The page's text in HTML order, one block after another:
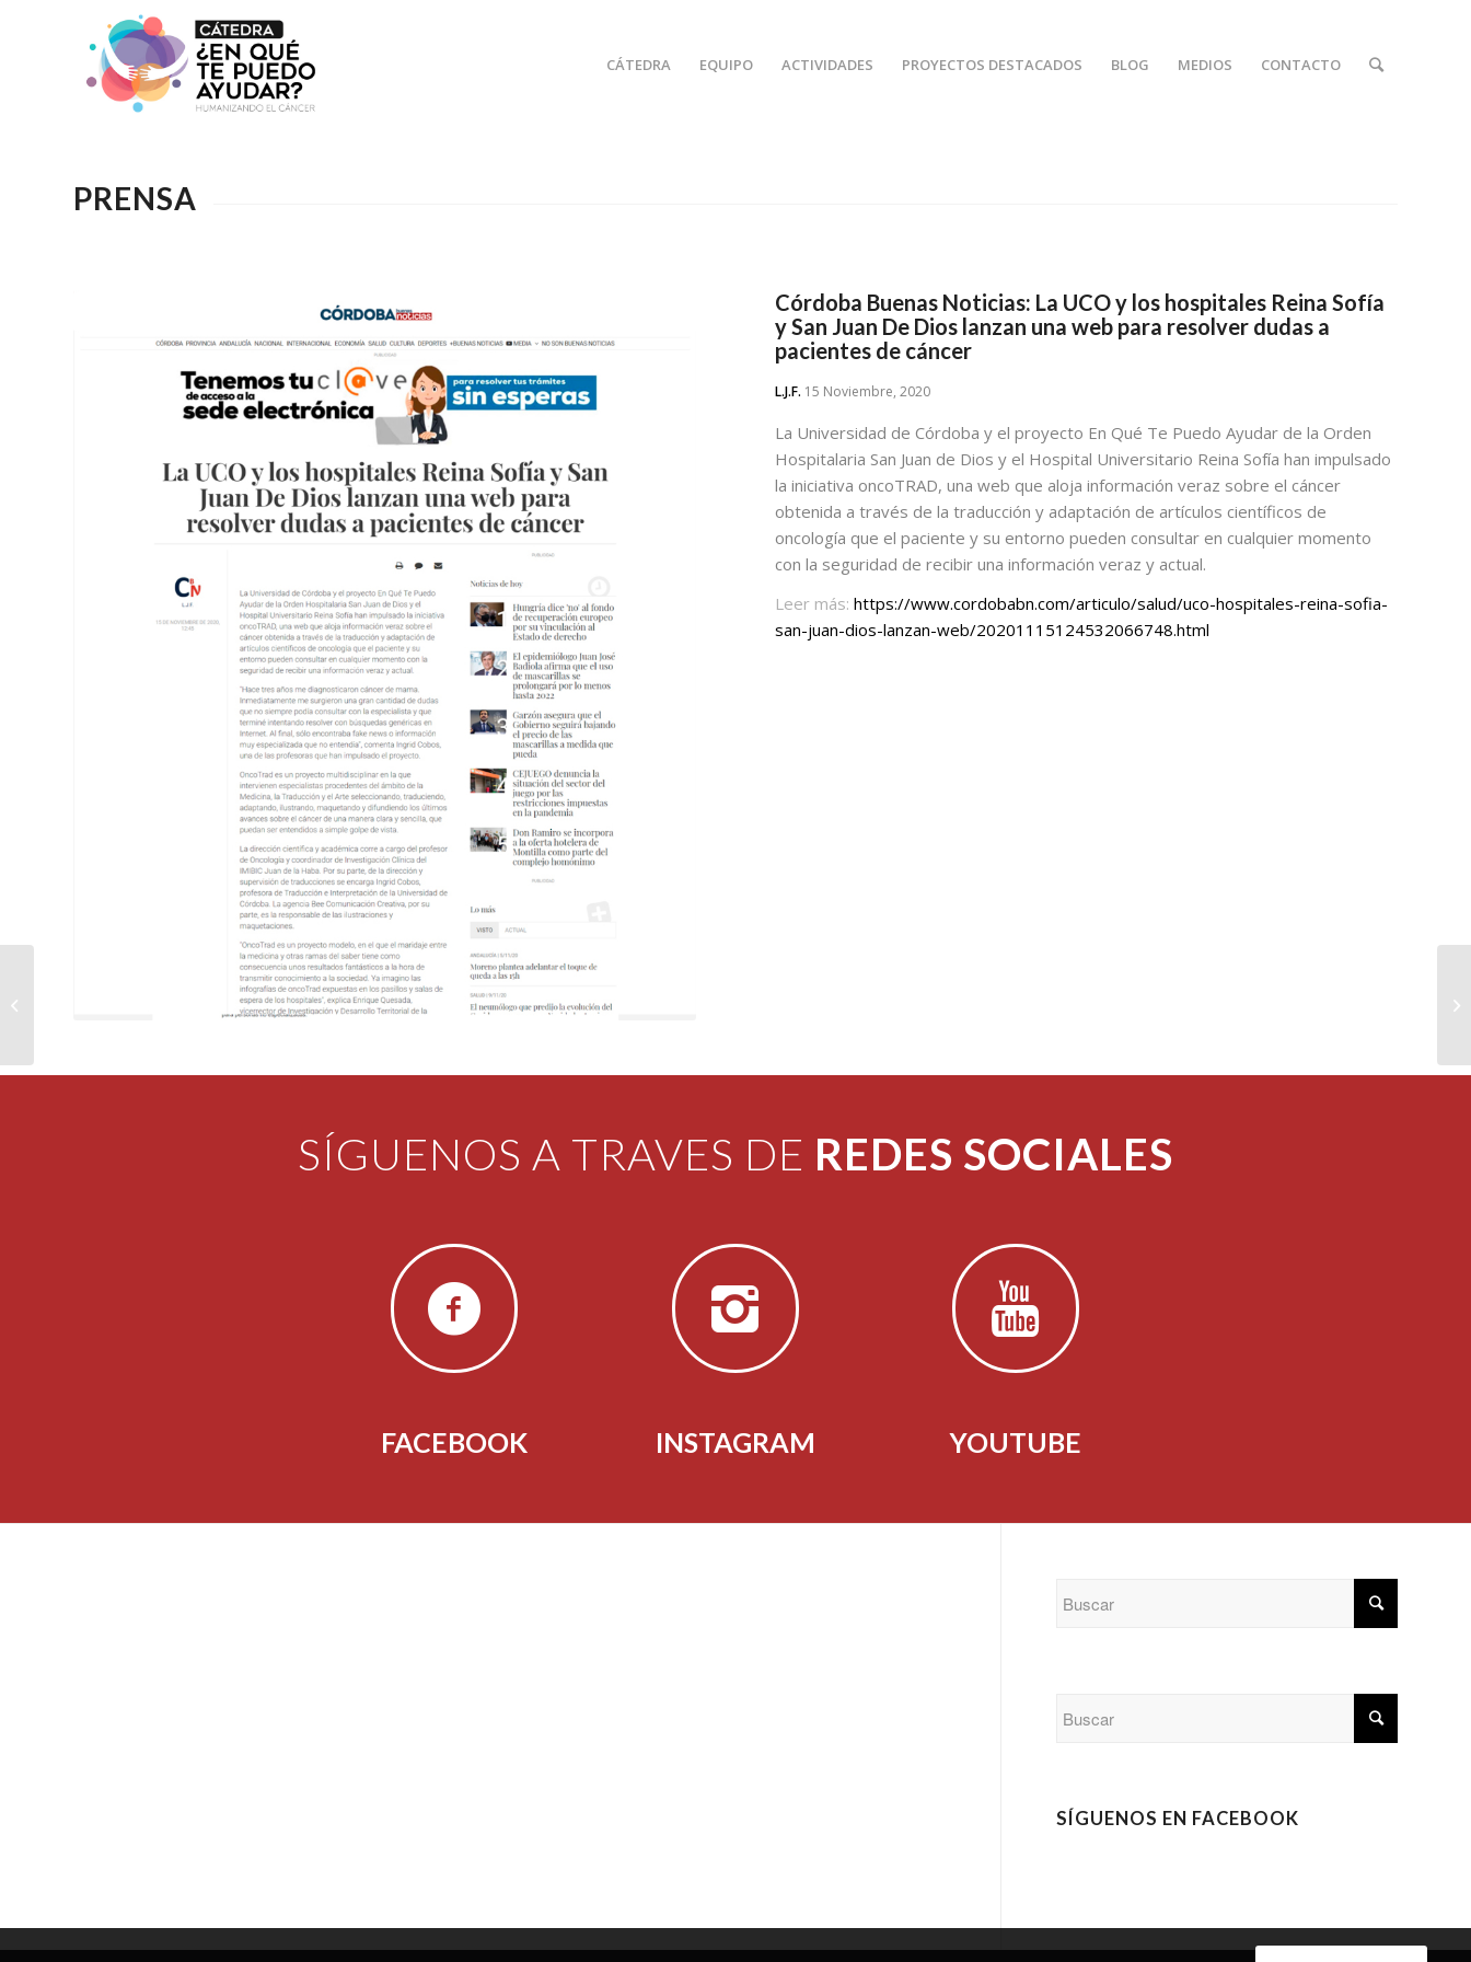
CÁTEDRA EQUIPO ACTIVIDADES PROYECTOS DESTACADOS BLOG MEDIOS CONTACTO
PRENSA
Córdoba Buenas Noticias: La UCO y los hospitales Reina Sofía
y San Juan De Dios lanzan una web para resolver dudas a
pacientes de cáncer
L.J.F. 15 Noviembre, 2020
La Universidad de Córdoba y el proyecto En Qué Te Puedo Ayudar de la Orden
Hospitalaria San Juan de Dios y el Hospital Universitario Reina Sofía han impulsado
la iniciativa oncoTRAD, una web que aloja información veraz sobre el cáncer
obtenida a través de la traducción y adaptación de artículos científicos de
oncología que el paciente y su entorno pueden consultar en cualquier momento
con la seguridad de recibir una información veraz y actual.
Leer más:https://www.cordobabn.com/articulo/salud/uco-hospitales-reina-sofia-
san-juan-dios-lanzan-web/20201115124532066748.html
SÍGUENOS A TRAVES DE REDES SOCIALES
FACEBOOK INSTAGRAM YOUTUBE
SÍGUENOS EN FACEBOOK